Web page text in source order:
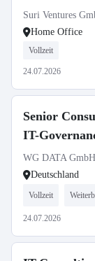
Suri Ventures
Home Office
Vollzeit
24.07.2026
Senior
IT-
WG DATA GmbH
Deutschland
Vollzeit
24.07.2026